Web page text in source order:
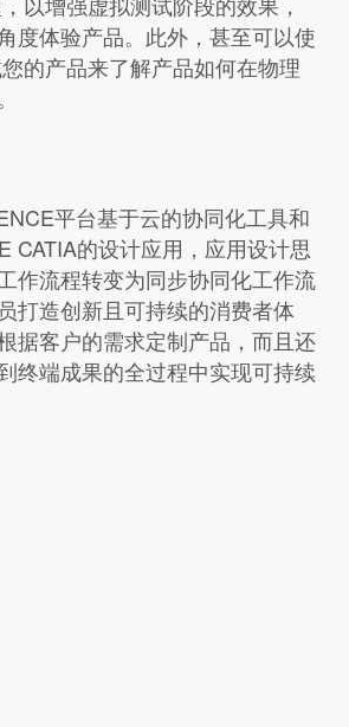
度体验产品。此外，甚至可以使
的产品来了解产品如何在物理
平台基于云的协同化工具和
CATIA的设计应用，应用设计思
作流程转变为同步协同化工作流
打造创新且可持续的消费者体
据客户的需求定制产品，而且还
终端成果的全过程中实现可持续